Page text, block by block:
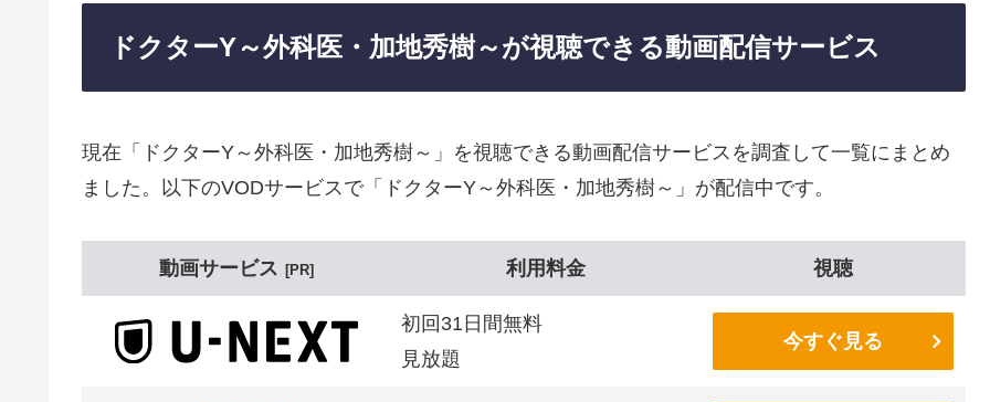
ドクターY～外科医・加地秀樹～が視聴できる動画配信サービス
現在「ドクターY～外科医・加地秀樹～」を視聴できる動画配信サービスを調査して一覧にまとめ
ました。以下のVODサービスで「ドクターY～外科医・加地秀樹～」が配信中です。
動画サービス PR 利用料金 視聴
初回31日間無料
見放題
今すぐ見る